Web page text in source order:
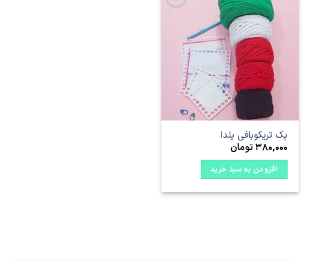
علاقه
مندی
ها
پک تریکوبافی یلدا
380,000تومان
افزودن به سبد خرید